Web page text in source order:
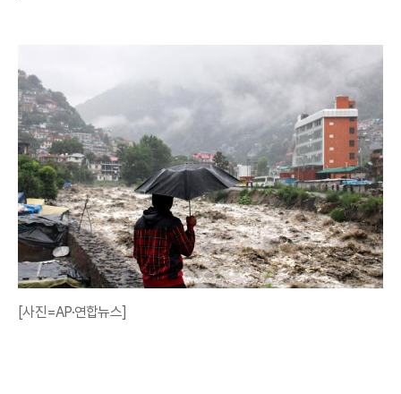
[사진=AP·연합뉴스]